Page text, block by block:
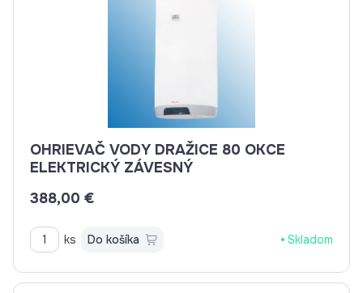
OHRIEVAČ VODY DRAŽICE 80 OKCE
ELEKTRICKÝ ZÁVESNÝ
388,00 €
ks Do košíka Skladom